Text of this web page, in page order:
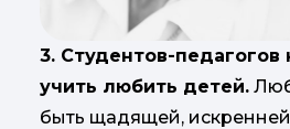
3. Студентов-
учить любить детей.
быть щадящей,